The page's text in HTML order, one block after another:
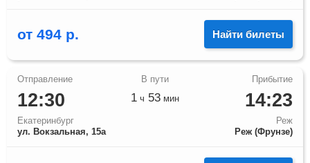
от 494 р. Найти билеты
12:30
Екатеринбург
ул. Вокзальная, 15а
14:23
Реж
Реж (Фрунзе)
1 ч 53 мин